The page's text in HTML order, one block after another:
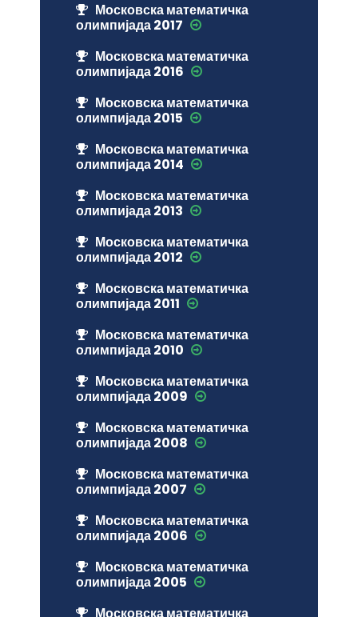
Московска математичка
олимпијада 2017
Московска математичка
олимпијада 2016
Московска математичка
олимпијада 2015
Московска математичка
олимпијада 2014
Московска математичка
олимпијада 2013
Московска математичка
олимпијада 2012
Московска математичка
олимпијада 2011
Московска математичка
олимпијада 2010
Московска математичка
олимпијада 2009
Московска математичка
олимпијада 2008
Московска математичка
олимпијада 2007
Московска математичка
олимпијада 2006
Московска математичка
олимпијада 2005